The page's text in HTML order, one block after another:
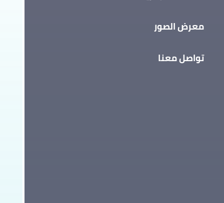
معرض الصور
تواصل معنا